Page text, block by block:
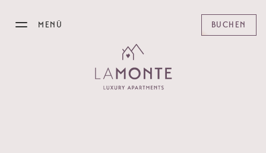
MENÜ BUCHEN
DAS LAMONTE
APARTMENTS